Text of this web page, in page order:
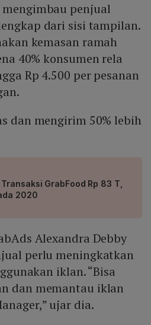
penjual
dari sisi tampilan.
kemasan ramah
40% konsumen rela
Rp 4.500 per pesanan
dan mengirim 50% lebih
GrabFood Rp 83 T,
2020
Alexandra Debby
perlu meningkatkan
iklan. “Bisa
dan memantau iklan
ujar dia.